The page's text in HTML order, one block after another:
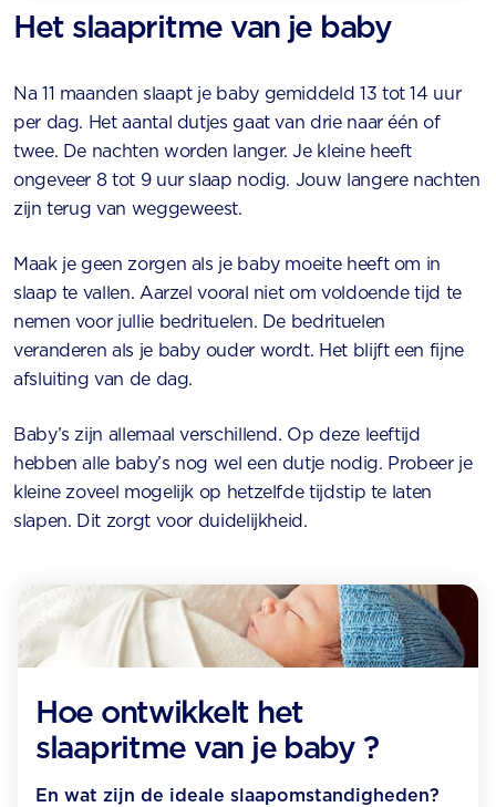
Het slaapritme van je baby
Na 11 maanden slaapt je baby gemiddeld 13 tot 14 uur
per dag. Het aantal dutjes gaat van drie naar één of
twee. De nachten worden langer. Je kleine heeft
ongeveer 8 tot 9 uur slaap nodig. Jouw langere nachten
zijn terug van weggeweest.
Maak je geen zorgen als je baby moeite heeft om in
slaap te vallen. Aarzel vooral niet om voldoende tijd te
nemen voor jullie bedrituelen. De bedrituelen
veranderen als je baby ouder wordt. Het blijft een fijne
afsluiting van de dag.
Baby’s zijn allemaal verschillend. Op deze leeftijd
hebben alle baby’s nog wel een dutje nodig. Probeer je
kleine zoveel mogelijk op hetzelfde tijdstip te laten
slapen. Dit zorgt voor duidelijkheid.
Hoe ontwikkelt het
slaapritme van je baby ?
En wat zijn de ideale slaapomstandigheden?